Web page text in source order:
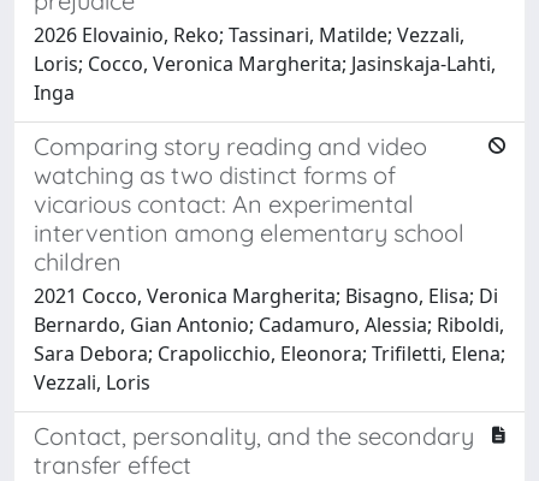
2026 Elovainio, Reko; Tassinari, Matilde; Vezzali,
Loris; Cocco, Veronica Margherita; Jasinskaja-Lahti,
Inga
Comparing story reading and video
watching as two distinct forms of
vicarious contact: An experimental
intervention among elementary school
children
2021 Cocco, Veronica Margherita; Bisagno, Elisa; Di
Bernardo, Gian Antonio; Cadamuro, Alessia; Riboldi,
Sara Debora; Crapolicchio, Eleonora; Trifiletti, Elena;
Vezzali, Loris
Contact, personality, and the secondary
transfer effect